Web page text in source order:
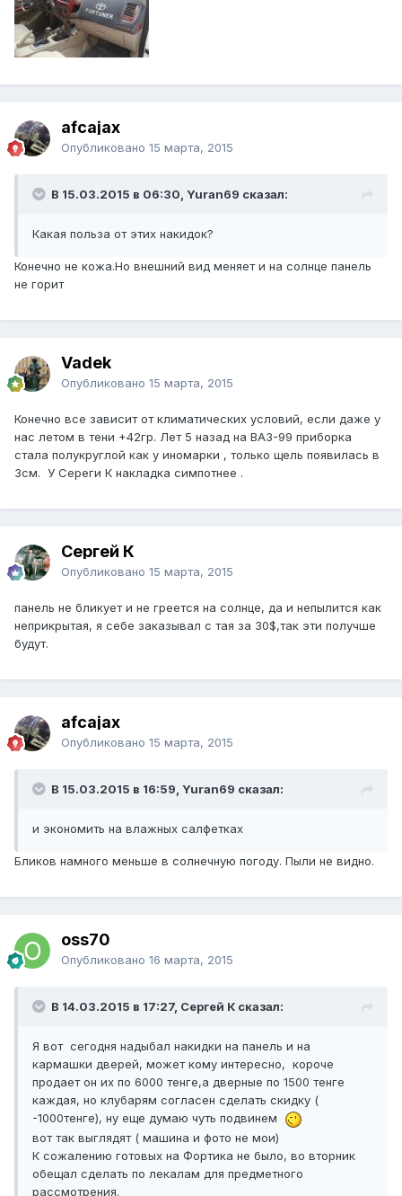
afcajax
Опубликовано 15 марта, 2015
В 15.03.2015 в 06:30, Yuran69 сказал:
Какая польза от этих накидок?
Конечно не кожа.Но внешний вид меняет и на солнце панель
не горит
Vadek
Опубликовано 15 марта, 2015
Конечно все зависит от климатических условий, если даже у
нас летом в тени +42гр. Лет 5 назад на ВАЗ-99 приборка
стала полукруглой как у иномарки , только щель появилась в
3см. У Сереги К накладка симпотнее .
Сергей К
Опубликовано 15 марта, 2015
панель не бликует и не греется на солнце, да и непылится как
неприкрытая, я себе заказывал с тая за 30$,так эти получше
будут.
afcajax
Опубликовано 15 марта, 2015
В 15.03.2015 в 16:59, Yuran69 сказал:
и экономить на влажных салфетках
Бликов намного меньше в солнечную погоду. Пыли не видно.
oss70
Опубликовано 16 марта, 2015
В 14.03.2015 в 17:27, Сергей К сказал:
Я вот сегодня надыбал накидки на панель и на
кармашки дверей, может кому интересно, короче
продает он их по 6000 тенге,а дверные по 1500 тенге
каждая, но клубарям согласен сделать скидку (
-1000тенге), ну еще думаю чуть подвинем
вот так выглядят ( машина и фото не мои)
К сожалению готовых на Фортика не было, во вторник
обещал сделать по лекалам для предметного
рассмотрения.